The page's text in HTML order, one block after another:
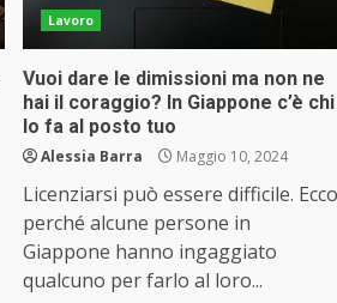
Lavoro
Vuoi dare le dimissioni ma non ne
hai il coraggio? In Giappone c’è chi
lo fa al posto tuo
Alessia Barra Maggio 10, 2024
Licenziarsi può essere difficile. Ecco
perché alcune persone in
Giappone hanno ingaggiato
qualcuno per farlo al loro...